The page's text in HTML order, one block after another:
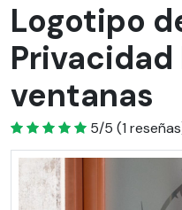
Logotipo
Privacidad
ventanas
5
5/5 (1